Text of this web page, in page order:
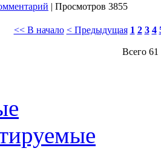
| Просмотров 3855
<< В начало < Предыдущая 1 2 3 4
Всего 61